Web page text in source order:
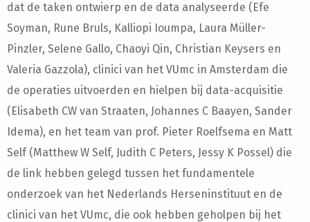
dat de taken ontwierp en de data analyseerde (Efe
Soyman, Rune Bruls, Kalliopi Ioumpa, Laura Müller-
Pinzler, Selene Gallo, Chaoyi Qin, Christian Keysers en
Valeria Gazzola), clinici van het VUmc in Amsterdam die
de operaties uitvoerden en hielpen bij data-acquisitie
(Elisabeth CW van Straaten, Johannes C Baayen, Sander
Idema), en het team van prof. Pieter Roelfsema en Matt
Self (Matthew W Self, Judith C Peters, Jessy K Possel) die
de link hebben gelegd tussen het fundamentele
onderzoek van het Nederlands Herseninstituut en de
clinici van het VUmc, die ook hebben geholpen bij het